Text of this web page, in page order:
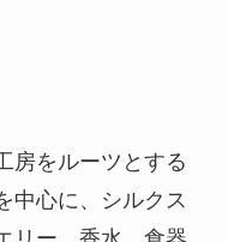
房をルーツとする
中心に、シルクス